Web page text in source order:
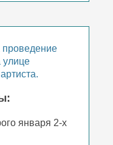
проведение
улице
января 2-х